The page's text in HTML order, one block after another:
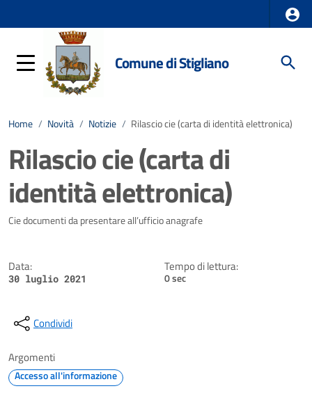
Comune di Stigliano
Home / Novità / Notizie / Rilascio cie (carta di identità elettronica)
Rilascio cie (carta di
identità elettronica)
Dettagli della notizia
Cie documenti da presentare all’ufficio anagrafe
Data:
30 luglio 2021
Tempo di lettura:
0 sec
Condividi
Argomenti
Accesso all'informazione